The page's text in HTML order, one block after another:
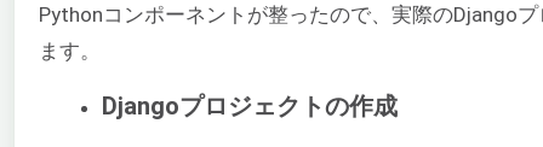
Pythonコンポーネントが整ったので、実際のDjango
ます。
Djangoプロジェクトの作成